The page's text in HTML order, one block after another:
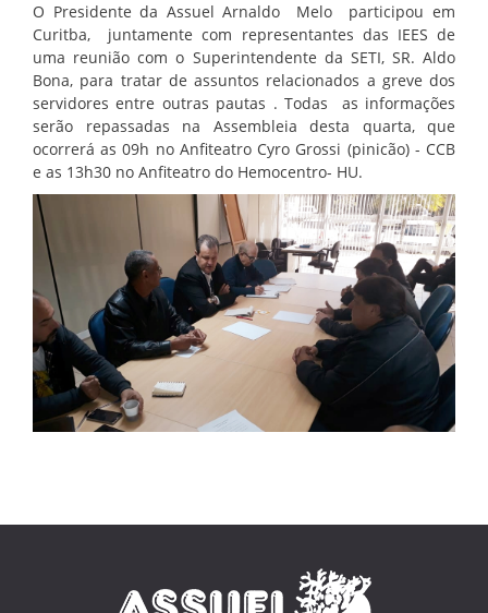
O Presidente da Assuel Arnaldo Melo participou em
Curitba, juntamente com representantes das IEES de
uma reunião com o Superintendente da SETI, SR. Aldo
Bona, para tratar de assuntos relacionados a greve dos
servidores entre outras pautas . Todas as informações
serão repassadas na Assembleia desta quarta, que
ocorrerá as 09h no Anfiteatro Cyro Grossi (pinicão) - CCB
e as 13h30 no Anfiteatro do Hemocentro- HU.